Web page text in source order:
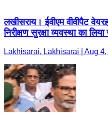
लखीसराय। ईवीएम वीवीपैट
निरीक्षण सुरक्षा व्यवस्था का
Lakhisarai, Lakhisarai | Aug